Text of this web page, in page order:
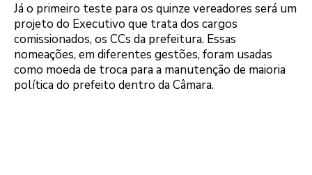
Já o primeiro teste para os quinze vereadores será um
projeto do Executivo que trata dos cargos
comissionados, os CCs da prefeitura. Essas
nomeações, em diferentes gestões, foram usadas
como moeda de troca para a manutenção de maioria
política do prefeito dentro da Câmara.